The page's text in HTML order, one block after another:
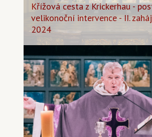
Křížová cesta z Krickerhau -
velikonoční intervence - II.
2024